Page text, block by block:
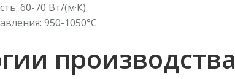
60-70 Вт/(м·К)
950-1050°C
производства